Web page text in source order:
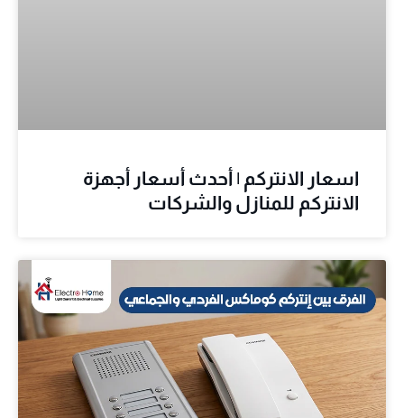
اسعار الانتركم | أحدث أسعار أجهزة
الانتركم للمنازل والشركات